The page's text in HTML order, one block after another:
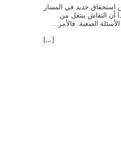
استحقاق جديد في المسار
أن النقاش ينتقل من
الصعبة. فالأمر...
[...]